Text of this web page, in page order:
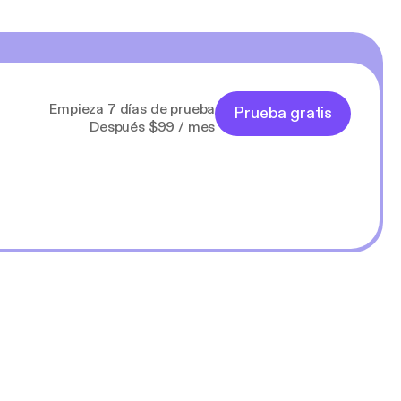
Empieza 7 días de prueba
Después $99 / mes
Prueba gratis